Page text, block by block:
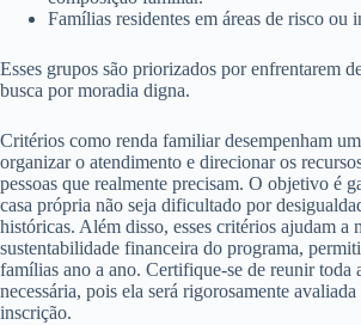
Famílias residentes em áreas de risco ou
Esses grupos são priorizados por enfrentarem
busca por moradia digna.
Critérios como renda familiar desempenham
organizar o atendimento e direcionar os
pessoas que realmente precisam. O objetivo é
casa própria não seja dificultado por
históricas. Além disso, esses critérios ajudam a
sustentabilidade financeira do programa,
famílias ano a ano. Certifique-se de reunir toda
necessária, pois ela será rigorosamente
inscrição.